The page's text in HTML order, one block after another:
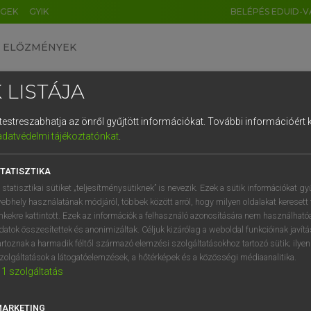
GYIK BELÉPÉS EDUID-
ELŐZMÉNYEK
egyetemes nagyszótár
VAN ELŐFIZETÉSED?
megtekintéséhez.
LISTÁJA
az önről gyűjtött információkat. További információért
tájékoztatónkat.
statisztikai sütiket „teljesítménysütiknek” is nevezik. Ezek a sütik információkat
használatának módjáról, többek között arról, hogy milyen oldalakat keresett
kattintott. Ezek az információk a felhasználó azonosítására nem
összesítettek és anonimizáltak. Céljuk kizárólag a weboldal funkcióinak
a harmadik féltől származó elemzési szolgáltatásokhoz tartozó sütik;
a látogatóelemzések, a hőtérképek és a közösségi médiaanalitika.
1 szolgáltatás
DE CN FR ES IT NL
1 2 3 4 5 6 7 8 9
q w e r t z u i
a s d f g h j k l é
í y x c v b n m , .